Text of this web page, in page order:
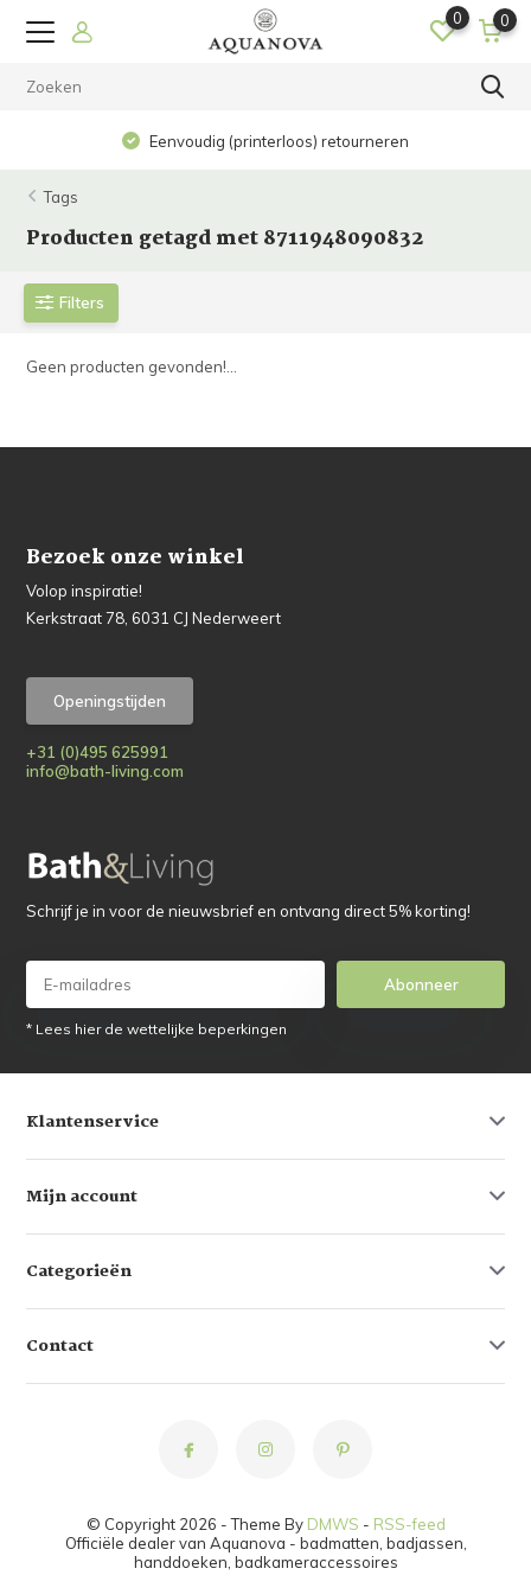
0 0
Eenvoudig (printerloos) retourneren
Tags
Producten getagd met 8711948090832
Filters
Geen producten gevonden!...
Bezoek onze winkel
Volop inspiratie!
Kerkstraat 78, 6031 CJ Nederweert
Openingstijden
+31 (0)495 625991
info@bath-living.com
Schrijf je in voor de nieuwsbrief en ontvang direct 5% korting!
Abonneer
* Lees hier de wettelijke beperkingen
Klantenservice
Mijn account
Categorieën
Contact
© Copyright 2026 - Theme By DMWS - RSS-feed
Officiële dealer van Aquanova - badmatten, badjassen,
handdoeken, badkameraccessoires